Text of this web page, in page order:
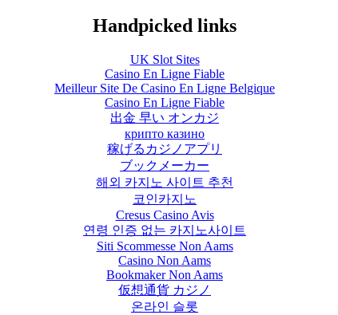
Handpicked links
UK Slot Sites
Casino En Ligne Fiable
Meilleur Site De Casino En Ligne Belgique
Casino En Ligne Fiable
出金 早い オンカジ
крипто казино
稼げるカジノアプリ
ブックメーカー
해외 카지노 사이트 추천
코인카지노
Cresus Casino Avis
연령 인증 없는 카지노사이트
Siti Scommesse Non Aams
Casino Non Aams
Bookmaker Non Aams
仮想通貨 カジノ
온라인 슬롯